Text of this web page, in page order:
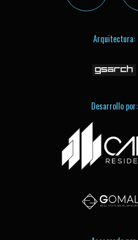
Arquitectura:
Desarrollo por: